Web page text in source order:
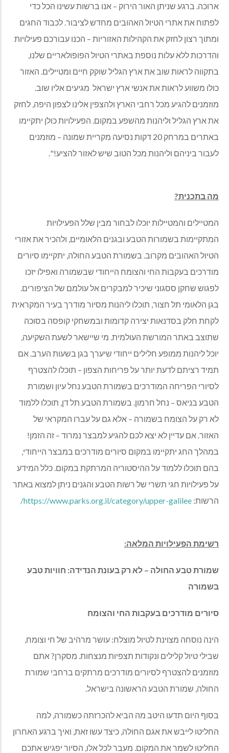
ארוכה. ברגע שניתן האור הירוק – אנו ברשות עשינו הכל כדי
לפתוח את אתרי הטיול האהובים מחדש לציבור. לכבוד החגים
ומתוך רצון לחזק את הקהילות האזוריות – הכנו עבורכם פעילויות
והדרכות ללא עלות נוספת באתרי הטיול הפופולאריים שלנו,
בתקווה לראות שוב את ארץ הגליל שוקק חיים ומטיילים. האזור
כולו משווע לראות את אנשי ארץ ישראל מגיעים אליו שוב.
מוזמנים להגיע מכל רחבי הארץ ולהצפין אלינו לצפון היפה, לחזק
את ארץ הגליל וליהנות מהשפע במקום. הפעילויות כולן יתקיימו
באתרים במרחק 20 דקות נסיעה מקריית שמונה – מוזמנים
לעבור ביניהם וליהנות מכל הטוב שיש לאזור להציע!".
מה בתכנית?
המטיילים והמטיילות יוכלו לבחור מבין שלל הפעילויות
המתקיימות בשמורות הטבע ובגנים הלאומיים, ולהכיר את אזורי
הטיול האהובים מקרוב. בשמורת הטבע החולה, יתקיימו סיורים
מודרכים בעקבות החי והצומח הייחודי שבשמורה ואפילו יזכו
לפגוש שחקן ססגוני שיכיר למבקרים אל עולמם של הציפורים.
בגן הלאומי תל חצור, תוכלו ליהנות מסיור מודרך בעיר המקראית
לקחת חלק בסדנאות יצירה קדומות ובמשחקי קופסה בסוכה
שתוצב באתר המורשת העולמית. מי שיישאר לשעת השקיעה,
יוכל ליהנות ממופע חלילים ייחודי שיערך בגן בשעות הערב. אם
תמיד רציתם לדעת יותר על פריחות הצפון – תוכלו להצטרף
לסיורי הפריחה המודרכים בשמורת הטבע נחל עיון ושמורת
הטבע בניאס – נחל חרמון. בשמורת הטבע תל דן, תוכלו ללמוד
לא רק על הצומח בשמורה – אלא גם על עברו המקראי של
האזור. אם עדיין לא יצא לכם להגיע למבצר נמרוד – זה הזמן!
במהלך החג יתקיימו במקום סיורים מודרכים במבצר הייחודי,
בהם תוכלו ללמוד על ההיסטוריה המרתקת במקום. כלל המידע
על פעילויות חגי תשרי של רשות הטבע והגנים ניתן למצוא באתר
הרשות: https://www.parks.org.il/category/upper-galilee/
רשימת הפעילויות המלאה:
שמורת טבע החולה – לא רק בעונת הנדידה: חוויות טבע
בשמורה
סיורים מודרכים בעקבות החי והצומח
הינה נוסחה מצוינת לטיול מוצלח: עושר מרהיב של חי וצומח,
שבילי טיול קלילים ונקודות תצפיות מנצחות. מסקרן? אתם
מוזמנים להצטרף לסיורים מודרכים מרתקים ברחבי שמורת
החולה, שמורת הטבע הראשונה בישראל.
בסוף היום תדעו היטב מה הביא להכרזתה כשמורה, למה
החליטו לייבש את אגם החולה, כיצד עשו זאת, ואיך ברגע האחרון
החליטו לשמר את המקום. מעבר לכל אלו, הסיור יפגיש אתכם